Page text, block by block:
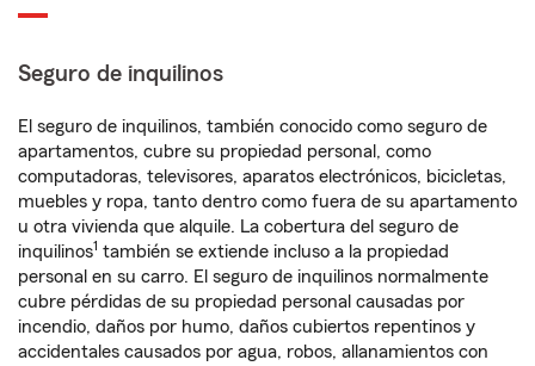
Seguro de inquilinos
El seguro de inquilinos, también conocido como seguro de
apartamentos, cubre su propiedad personal, como
computadoras, televisores, aparatos electrónicos, bicicletas,
muebles y ropa, tanto dentro como fuera de su apartamento
u otra vivienda que alquile. La cobertura del seguro de
inquilinos1 también se extiende incluso a la propiedad
personal en su carro. El seguro de inquilinos normalmente
cubre pérdidas de su propiedad personal causadas por
incendio, daños por humo, daños cubiertos repentinos y
accidentales causados por agua, robos, allanamientos con